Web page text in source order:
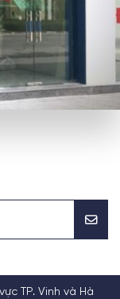
TP. Vinh và Hà